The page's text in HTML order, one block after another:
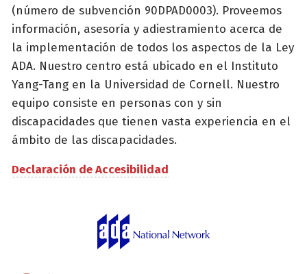
(número de subvención 90DPAD0003). Proveemos
información, asesoría y adiestramiento acerca de
la implementación de todos los aspectos de la Ley
ADA. Nuestro centro está ubicado en el Instituto
Yang-Tang en la Universidad de Cornell. Nuestro
equipo consiste en personas con y sin
discapacidades que tienen vasta experiencia en el
ámbito de las discapacidades.
Declaración de Accesibilidad